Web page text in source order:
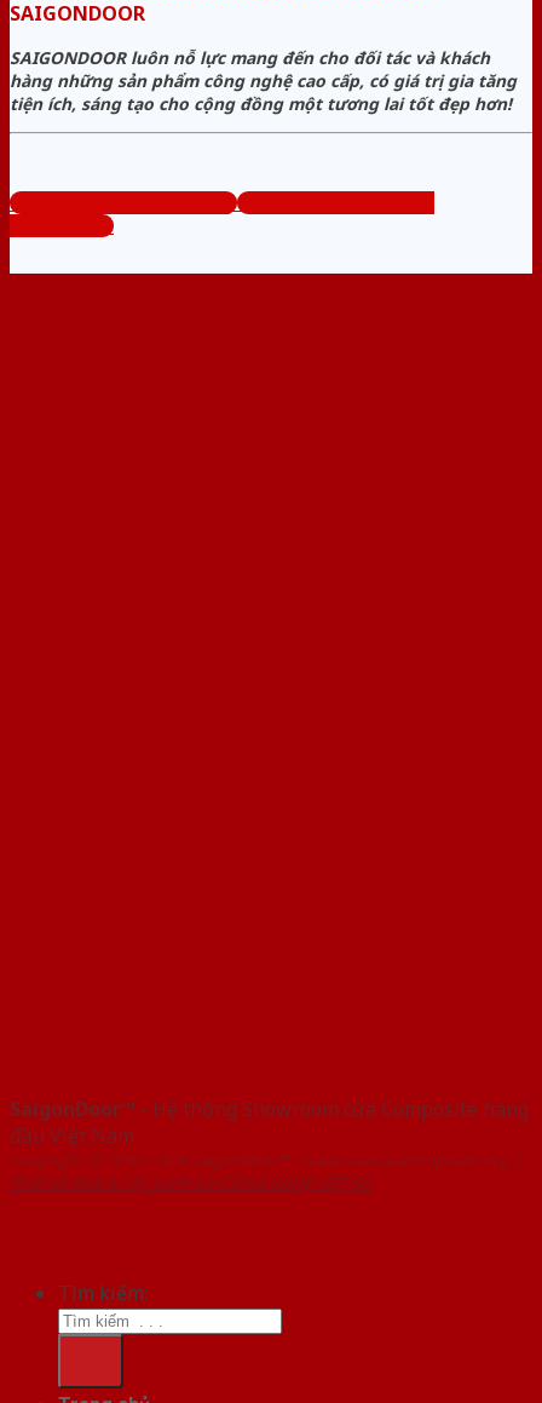
SAIGONDOOR
SAIGONDOOR luôn nỗ lực mang đến cho đối tác và khách
hàng những sản phẩm công nghệ cao cấp, có giá trị gia tăng
tiện ích, sáng tạo cho cộng đồng một tương lai tốt đẹp hơn!
www.cuanhuacomposite.org
Tổng đài tư vấn miễn phí:
0824.400.400
SaigonDoor™ - Hệ thống Showroom cửa Composite hàng
đầu Việt Nam
Copyright ⓒ 2016 – 2026 SaigonDoor™ - www.cuanhuacomposite.org |
Thiết kế Web & Vận hành bởi CÔNG NGHỆ VIỆT JSC
Tìm kiếm: